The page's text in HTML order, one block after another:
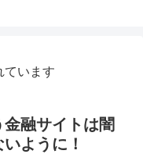
ています
融サイトは闇
ように！